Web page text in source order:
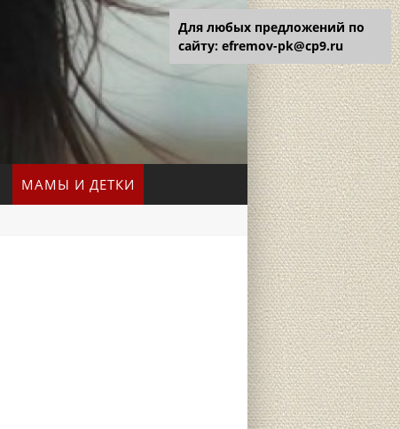
МАМЫ И ДЕТКИ
Для любых предложений по
сайту: efremov-pk@cp9.ru